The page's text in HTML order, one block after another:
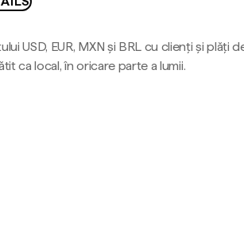
USD, EUR, MXN și BRL cu clienți și plăți
ca local, în oricare parte a lumii.